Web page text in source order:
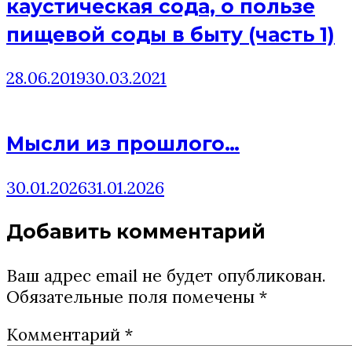
каустическая сода, о пользе
пищевой соды в быту (часть 1)
28.06.201930.03.2021
Мысли из прошлого…
30.01.202631.01.2026
Добавить комментарий
Ваш адрес email не будет опубликован.
Обязательные поля помечены *
Комментарий *